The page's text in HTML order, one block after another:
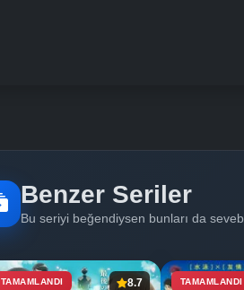
Benzer Seriler
Bu seriyi beğendiysen bunları da
TAMAMLANDI 8.7 TAMAMLANDI